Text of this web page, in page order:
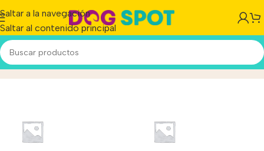
Saltar a la navegación
Saltar al contenido principal
7791432889419Inicio/Producto